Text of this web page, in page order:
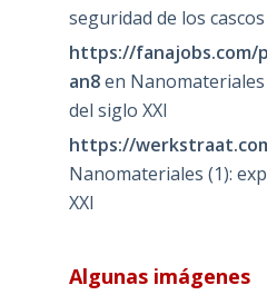
seguridad de los
https://fanajobs.com/
an8en
del siglo XXI
https://
Nanomateriales (1):
XXI
Algunas imágenes